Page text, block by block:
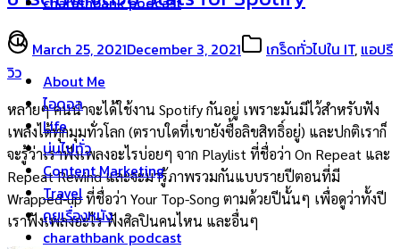
About Me
ไอดอล
Life
บ่นไปทั่ว
Content Marketing
Travel
คุยเรื่องหนัง
charathbank podcast
March 25, 2021December 3, 2021 เกร็ดทั่วไปใน IT, แอปรี
วิว
หลายๆ คนน่าจะได้ใช้งาน Spotify กันอยู่ เพราะมันมีไว้สำหรับฟัง
เพลงได้ทุกมุมทั่วโลก (ตราบใดที่เขายังซื้อลิขสิทธิ์อยู่) และปกติเราก็
จะรู้ว่าเราฟังเพลงอะไรบ่อยๆ จาก Playlist ที่ชื่อว่า On Repeat และ
Repeat Rewind และจะมารู้ภาพรวมกันแบบรายปีตอนที่มี
Wrapped-up ที่ชื่อว่า Your Top-Song ตามด้วยปีนั้นๆ เพื่อดูว่าทั้งปี
เราฟังเพลงอะไร ฟังศิลปินคนไหน และอื่นๆ